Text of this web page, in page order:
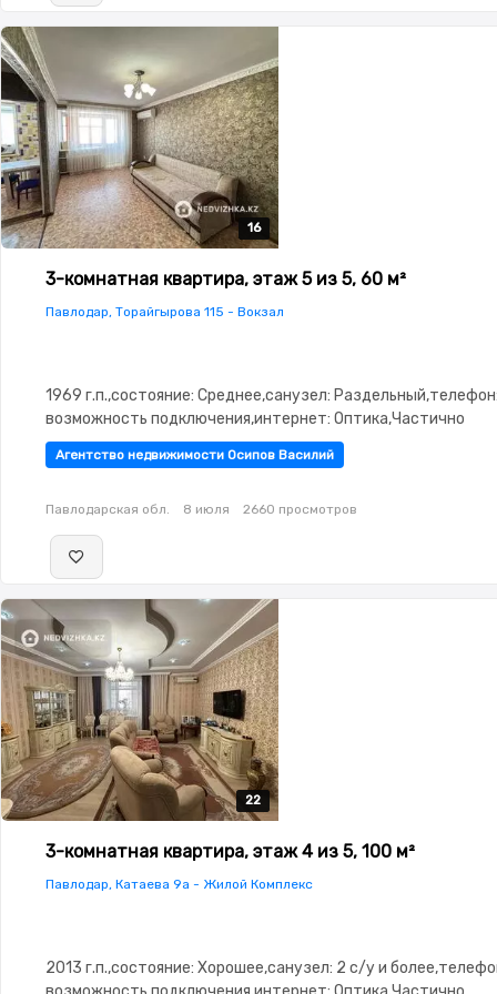
16
16
16
16
16
3-комнатная квартира, этаж 5 из 5, 60 м²
Павлодар, Торайгырова 115 - Вокзал
1969 г.п.,состояние: Среднее,санузел:
возможность подключения,интернет: Оптика,Частично
меблирована,Частично меблирована,паркинг:
Паркинг,Домофон,Видеонаблюдение,Пластиковые
сантехника,Кладовка,Счётчики,Тихий двор,Кондиционер
Агентство недвижимости Осипов Василий
Павлодарская обл. 8 июля 2660 просмотров
22
22
22
22
22
3-комнатная квартира, этаж 4 из 5, 100 м²
Павлодар, Катаева 9а - Жилой Комплекс
2013 г.п.,состояние: Хорошее,санузел: 2 с/у и